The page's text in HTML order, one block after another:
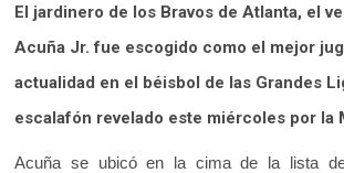
El jardinero de los Bravos de Atlanta, el
Acuña Jr. fue escogido como el mejor
actualidad en el béisbol de las Grandes
escalafón revelado este miércoles por la
Acuña se ubicó en la cima de la lista